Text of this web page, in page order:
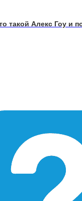
такой Алекс Гоу и